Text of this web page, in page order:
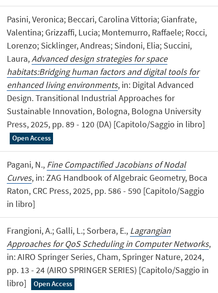
Pasini, Veronica; Beccari, Carolina Vittoria; Gianfrate,
Valentina; Grizzaffi, Lucia; Montemurro, Raffaele; Rocci,
Lorenzo; Sicklinger, Andreas; Sindoni, Elia; Succini,
Laura,Advanced design strategies for space
habitats:Bridging human factors and digital tools for
enhanced living environments, in: Digital Advanced
Design. Transitional Industrial Approaches for
Sustainable Innovation, Bologna, Bologna University
Press, 2025, pp. 89 - 120 (DA) [Capitolo/Saggio in libro]
Open Access
Pagani, N., Fine Compactified Jacobians of Nodal
Curves, in: ZAG Handbook of Algebraic Geometry, Boca
Raton, CRC Press, 2025, pp. 586 - 590 [Capitolo/Saggio
in libro]
Frangioni, A.; Galli, L.; Sorbera, E., Lagrangian
Approaches for QoS Scheduling in Computer Networks,
in: AIRO Springer Series, Cham, Springer Nature, 2024,
pp. 13 - 24 (AIRO SPRINGER SERIES) [Capitolo/Saggio in
libro]
Open Access